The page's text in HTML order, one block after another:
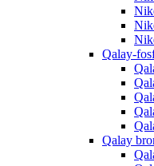
Qalay-
Qalay